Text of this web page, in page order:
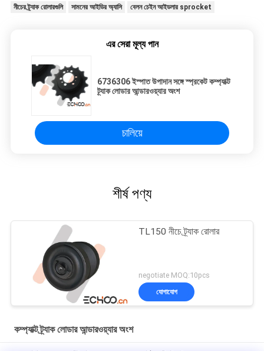
নীচের ট্র্যাক রোলারগুলি সামনের আইডির অ্যাসি বেলন চেইন আইডলার sprocket
এর সেরা মূল্য পান
6736306 ইস্পাত উপাদান সঙ্গে স্প্রকেট কম্প্যাক্ট
ট্র্যাক লোডার আন্ডারওয়্যার অংশ
চালিয়ে
শীর্ষ পণ্য
TL150 নীচে ট্র্যাক রোলার
negotiate MOQ:10pcs
যোগাযোগ
কম্প্যাক্ট ট্র্যাক লোডার আন্ডারওয়্যার অংশ